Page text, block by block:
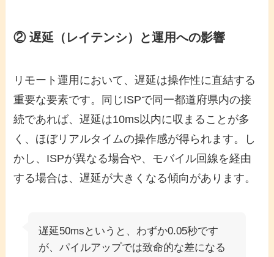
② 遅延（レイテンシ）と運用への影響
リモート運用において、遅延は操作性に直結する
重要な要素です。同じISPで同一都道府県内の接
続であれば、遅延は10ms以内に収まることが多
く、ほぼリアルタイムの操作感が得られます。し
かし、ISPが異なる場合や、モバイル回線を経由
する場合は、遅延が大きくなる傾向があります。
遅延50msというと、わずか0.05秒です
が、パイルアップでは致命的な差になる